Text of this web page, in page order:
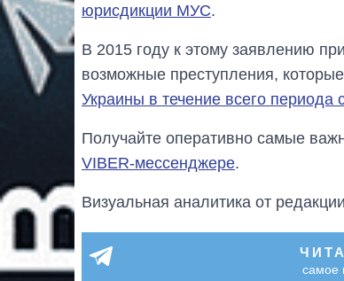
юрисдикции МУС.
В 2015 году к этому заявлению
возможные преступления,
Украины в течение всего периода
Получайте оперативно самые
VIBER-мессенджере.
Визуальная аналитика от
самое